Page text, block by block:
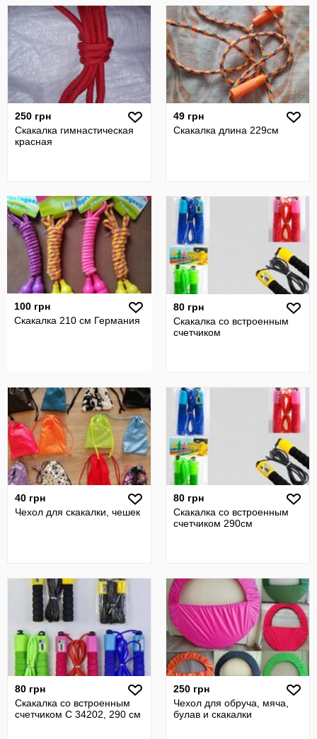
250 грн
Скакалка гимнастическая
красная
49 грн
Скакалка длина 229см
100 грн
Скакалка 210 см Германия
80 грн
Скакалка со встроенным
счетчиком
40 грн
Чехол для скакалки, чешек
80 грн
Скакалка со встроенным
счетчиком 290см
80 грн
Скакалка со встроенным
счетчиком С 34202, 290 см
250 грн
Чехол для обруча, мяча,
булав и скакалки